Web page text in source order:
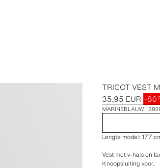
TRICOT VEST
35,95 EUR -
MARINEBLAUW
Lengte model: 177
Vest met v-hals en
Knoopsluiting voor.